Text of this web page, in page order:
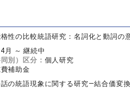
性の比較統語研究：名詞化と動詞の
月 ～ 継続中
別）区分： 個人研究
補助金
話の統語現象に関する研究—結合価変